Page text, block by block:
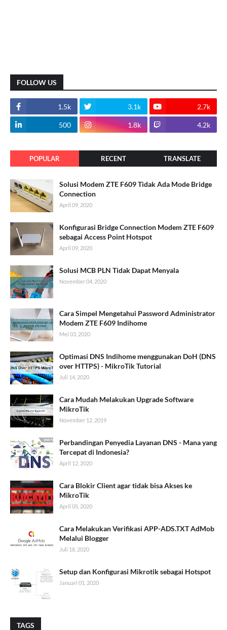
FOLLOW US
1.5k 3.1k 2.7k
500 1.8k 4.2k
POPULAR RECENT TRANSLATE
Solusi Modem ZTE F609 Tidak Ada Mode Bridge
Connection
April 09, 2020
Konfigurasi Bridge Connection Modem ZTE F609
sebagai Access Point Hotspot
April 09, 2020
Solusi MCB PLN Tidak Dapat Menyala
November 04, 2020
Cara Simpel Mengetahui Password Administrator
Modem ZTE F609 Indihome
Mei 03, 2020
Optimasi DNS Indihome menggunakan DoH (DNS
over HTTPS) - MikroTik Tutorial
Juli 14, 2020
Cara Mudah Melakukan Upgrade Software
MikroTik
November 12, 2019
Perbandingan Penyedia Layanan DNS - Mana yang
Tercepat di Indonesia?
April 12, 2020
Cara Blokir Client agar tidak bisa Akses ke
MikroTik
April 05, 2020
Cara Melakukan Verifikasi APP-ADS.TXT AdMob
Melalui Blogger
Juli 18, 2020
Setup dan Konfigurasi Mikrotik sebagai Hotspot
Januari 01, 2020
TAGS